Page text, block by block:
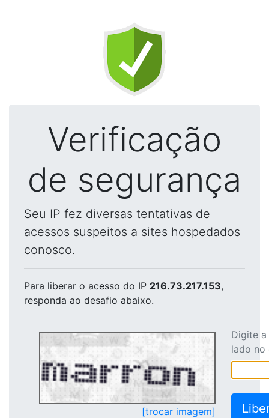
Verificação
de segurança
Seu IP fez diversas tentativas de
acessos suspeitos a sites hospedados
conosco.
Para liberar o acesso do IP 216.73.217.153,
responda ao desafio abaixo.
[trocar imagem]
Digite
lado no